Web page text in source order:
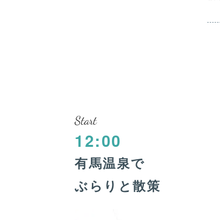
Start
12:00
有馬温泉で
ぶらりと散策